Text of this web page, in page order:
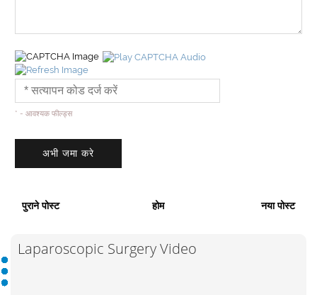
* - आवश्यक फील्ड्स
पुराने पोस्ट होम नया पोस्ट
Laparoscopic Surgery Video